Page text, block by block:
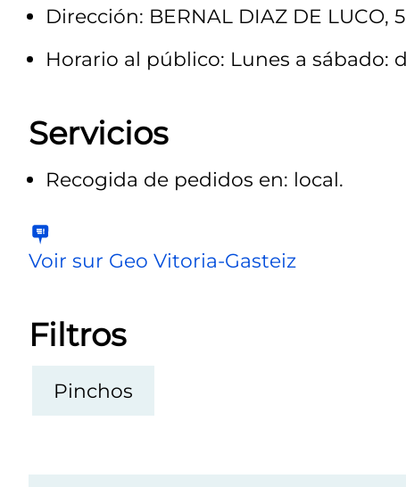
Dirección: BERNAL DIAZ DE LUCO, 5
Horario al público: Lunes a sábado:
Servicios
Recogida de pedidos en: local.
Voir sur Geo Vitoria-Gasteiz
Filtros
Pinchos